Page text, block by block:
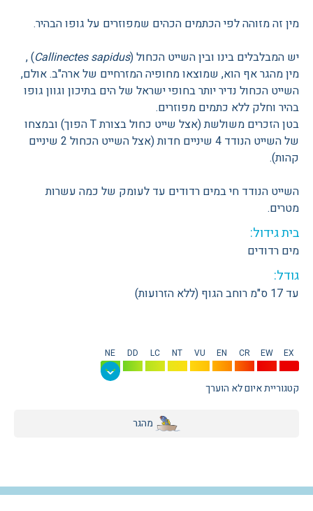
מין זה מזוהה לפי הכתמים הכהים שמפוזרים על גופו הבהיר.
יש המבלבלים בינו ובין השייט הכחול (Callinectes sapidus
) ,
מין מהגר אף הוא, שמוצאו מחופיה המזרחיים של ארה"ב. אולם,
השייט הכחול נדיר יותר בחופי ישראל של הים בתיכון וגוון גופו
בהיר וחלק ללא כתמים מפוזרים.
בטן הזכרים משולשת (אצל שייט כחול בצורת T הפוך) ובמצחו
של השייט הנודד 4 שיניים חדות (אצל השייט הכחול 2 שיניים
קהות).
השייט הנודד חי במים רדודים עד לעומק של כמה עשרות
מטרים.
בית גידול:
מים רדודים
גודל:
עד 17 ס"מ רוחב הגוף (ללא הזרועות)
EX
EW
CR
EN
VU
NT
LC
DD
NE
קטגוריית איום לא הוערך
מהגר